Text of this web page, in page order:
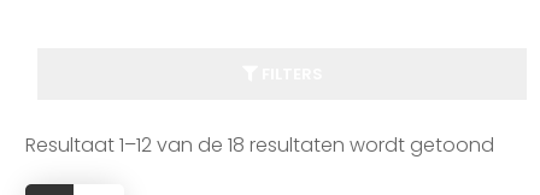
Diensten
Hondentuinen
Resultaat 1–12 van de 18 resultaten wordt getoond